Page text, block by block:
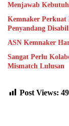
Menjawab
Kemnaker Perkuat
Penyandang
ASN Kemnaker
Sangat Perlu
Mismatch Lulusan
Post Views: 49